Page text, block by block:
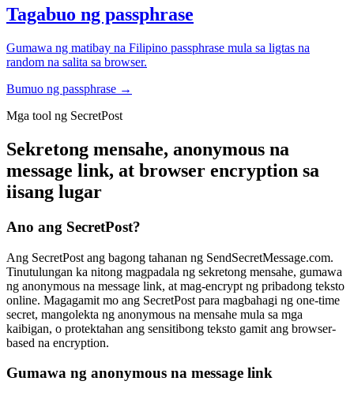
Tagabuo ng passphrase
Gumawa ng matibay na Filipino passphrase mula sa ligtas na
random na salita sa browser.
Bumuo ng passphrase →
Mga tool ng SecretPost
Sekretong mensahe, anonymous na
message link, at browser encryption sa
iisang lugar
Ano ang SecretPost?
Ang SecretPost ang bagong tahanan ng SendSecretMessage.com.
Tinutulungan ka nitong magpadala ng sekretong mensahe, gumawa
ng anonymous na message link, at mag-encrypt ng pribadong teksto
online. Magagamit mo ang SecretPost para magbahagi ng one-time
secret, mangolekta ng anonymous na mensahe mula sa mga
kaibigan, o protektahan ang sensitibong teksto gamit ang browser-
based na encryption.
Gumawa ng anonymous na message link